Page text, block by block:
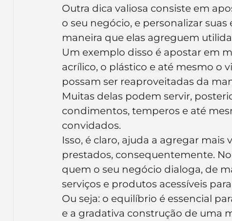
Outra dica valiosa consiste em
o seu negócio, e personalizar
maneira que elas agreguem
Um exemplo disso é apostar em
acrílico, o plástico e até mesmo o
possam ser reaproveitadas da
Muitas delas podem servir,
condimentos, temperos e até
convidados.
Isso, é claro, ajuda a agregar mais
prestados, consequentemente.
quem o seu negócio dialoga, de
serviços e produtos acessíveis
Ou seja: o equilíbrio é essencial
e a gradativa construção de uma